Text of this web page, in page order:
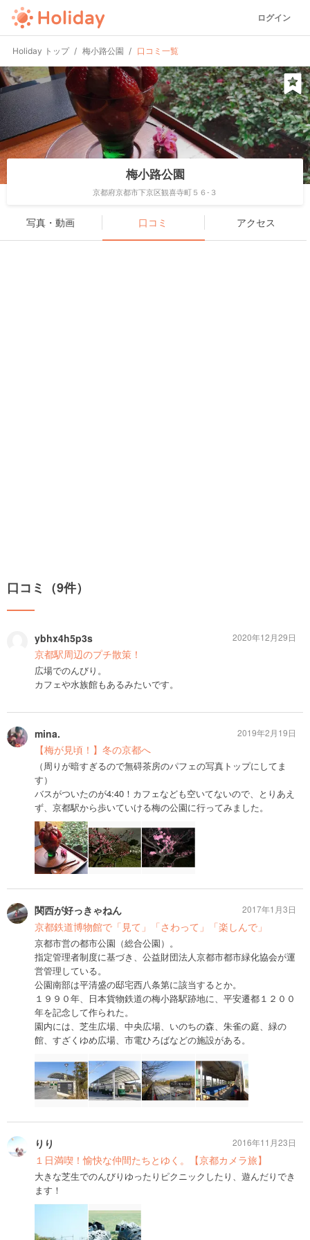
ログイン
Holiday トップ 梅小路公園 口コミ一覧
梅小路公園
京都府京都市下京区観喜寺町５６-３
写真・動画 口コミ アクセス
口コミ（9件）
ybhx4h5p3s
京都駅周辺のプチ散策！
広場でのんびり。
カフェや水族館もあるみたいです。
2020年12月29日
mina.
【梅が見頃！】冬の京都へ
（周りが暗すぎるので無碍茶房のパフェの写真トップにしてま
す）
バスがついたのが4:40！カフェなども空いてないので、とりあえ
ず、京都駅から歩いていける梅の公園に行ってみました。
2019年2月19日
関西が好っきゃねん
京都鉄道博物館で「見て」「さわって」「楽しんで」
京都市営の都市公園（総合公園）。
指定管理者制度に基づき、公益財団法人京都市都市緑化協会が運
営管理している。
公園南部は平清盛の邸宅西八条第に該当するとか。
１９９０年、日本貨物鉄道の梅小路駅跡地に、平安遷都１２００
年を記念して作られた。
園内には、芝生広場、中央広場、いのちの森、朱雀の庭、緑の
館、すざくゆめ広場、市電ひろばなどの施設がある。
2017年1月3日
りり
１日満喫！愉快な仲間たちとゆく。【京都カメラ旅】
大きな芝生でのんびりゆったりピクニックしたり、遊んだりでき
ます！
2016年11月23日